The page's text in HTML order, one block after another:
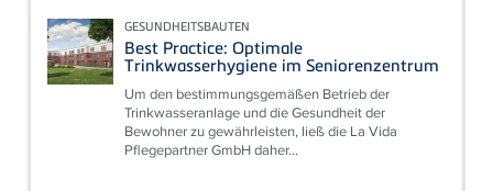
GESUNDHEITSBAUTEN
Best Practice: Optimale
Trinkwasserhygiene im Seniorenzentrum
Um den bestimmungsgemäßen Betrieb der
Trinkwasseranlage und die Gesundheit der
Bewohner zu gewährleisten, ließ die La Vida
Pflegepartner GmbH daher...